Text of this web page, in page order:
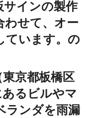
サインの製作
わせて、オー
ています。の
東京都板橋区
るビルやマ
ランダを雨漏